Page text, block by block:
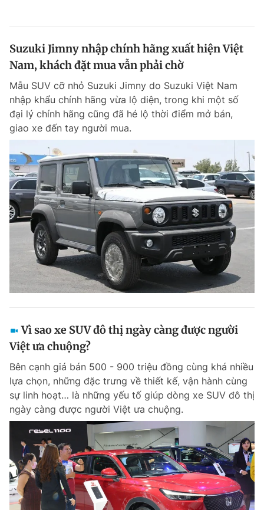
Suzuki Jimny nhập chính hãng xuất hiện Việt
Nam, khách đặt mua vẫn phải chờ
Mẫu SUV cỡ nhỏ Suzuki Jimny do Suzuki Việt Nam
nhập khẩu chính hãng vừa lộ diện, trong khi một số
đại lý chính hãng cũng đã hé lộ thời điểm mở bán,
giao xe đến tay người mua.
Vì sao xe SUV đô thị ngày càng được người
Việt ưa chuộng?
Bên cạnh giá bán 500 - 900 triệu đồng cùng khá nhiều
lựa chọn, những đặc trưng về thiết kế, vận hành cùng
sự linh hoạt… là những yếu tố giúp dòng xe SUV đô thị
ngày càng được người Việt ưa chuộng.